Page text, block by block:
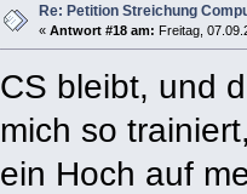
Re: Petition Streichung
«Antwort #18 am: Freitag,
CS bleibt, und
mich so
ein Hoch auf